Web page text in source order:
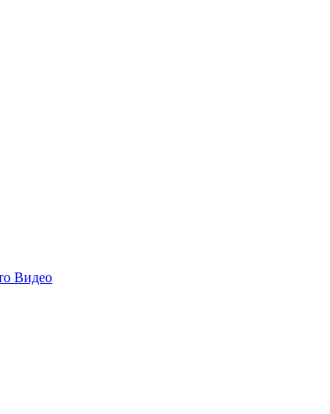
Видео